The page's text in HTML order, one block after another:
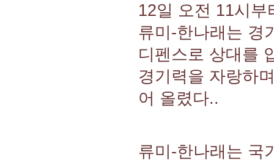
12일 오전 11시
류미-한나래는 경
디펜스로 상대를
경기력을 자랑하
어 올렸다..
류미-한나래는 국